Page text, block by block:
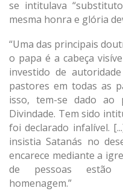
se intitulava
mesma honra e glória
“Uma das principais
o papa é a cabeça
investido de
pastores em todas as
isso, tem-se dado
Divindade. Tem sido
foi declarado infalível.
insistia Satanás no
encarece mediante a
de pessoas estão
homenagem.”